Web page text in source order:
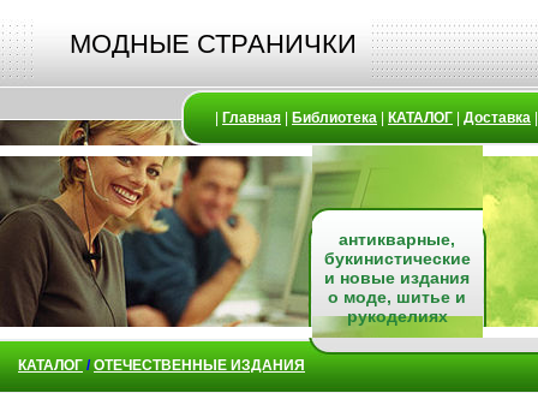
МОДНЫЕ СТРАНИЧКИ
Главная Библиотека КАТАЛОГ Доставка
антикварные,
букинистические
и новые издания
о моде, шитье и
рукоделиях
КАТАЛОГ /ОТЕЧЕСТВЕННЫЕ ИЗДАНИЯ